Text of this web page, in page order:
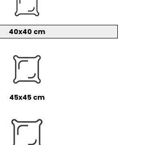
40x40 cm
45x45 cm